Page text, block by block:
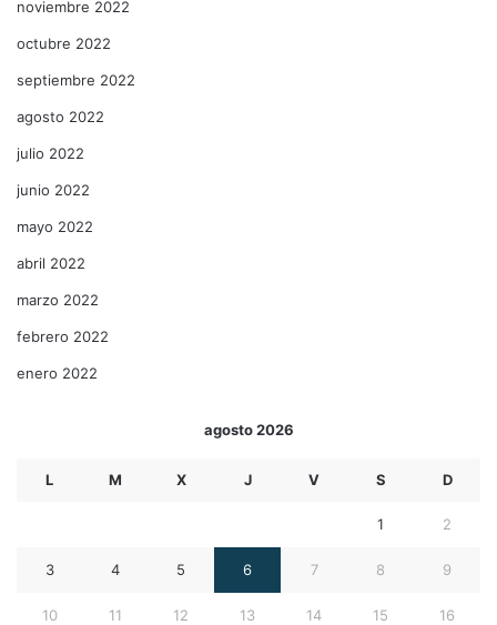
noviembre 2022
octubre 2022
septiembre 2022
agosto 2022
julio 2022
junio 2022
mayo 2022
abril 2022
marzo 2022
febrero 2022
enero 2022
agosto 2026
L M X J V S D
1 2
3 4 5 6 7 8 9
10 11 12 13 14 15 16